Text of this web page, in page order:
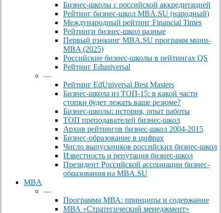
Бизнес-школы с российской аккредитацией
Рейтинг бизнес-школ MBA.SU (народный)
Международный рейтинг Financial Times
Рейтинги бизнес-школ разные
Первый рэнкинг MBA.SU программ мини-
MBA (2025)
Российские бизнес-школы в рейтингах QS
Рейтинг Eduniversal
—
Рейтинг EdUniversal Best Masters
Бизнес-школа из ТОП-15: в какой части
стопки будет лежать ваше резюме?
Бизнес-школы: история, опыт работы
ТОП преподавателей бизнес-школ
Архив рейтингов бизнес-школ 2004-2015
Бизнес-образование в цифрах
Число выпускников российских бизнес-школ
Известность и репутация бизнес-школ
Президент Российской ассоциации бизнес-
образования на MBA.SU
MBA
—
Программа МВА: принципы и содержание
МВА «Cтратегический менеджмент»